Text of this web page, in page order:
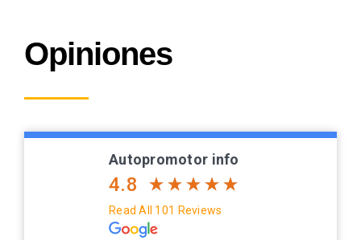
Opiniones
Autopromotor info
4.8
Read All 101 Reviews